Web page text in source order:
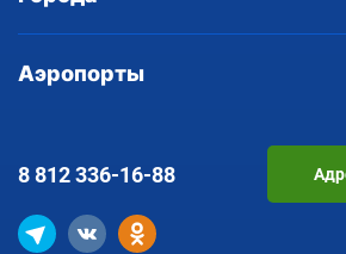
Аэропорты
8 812336-16-88